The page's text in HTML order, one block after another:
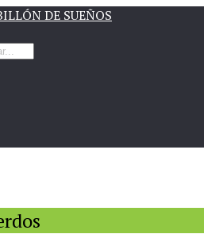
DE SUEÑOS